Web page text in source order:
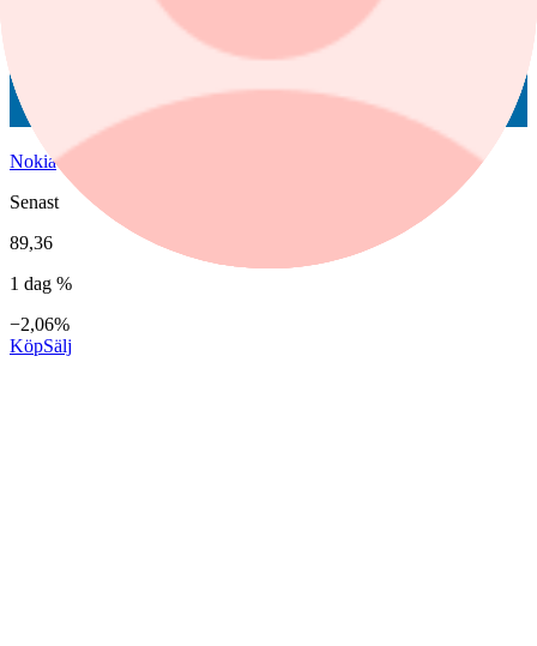
Nokia
Senast
89,36
1 dag %
−2,06%
KöpSälj